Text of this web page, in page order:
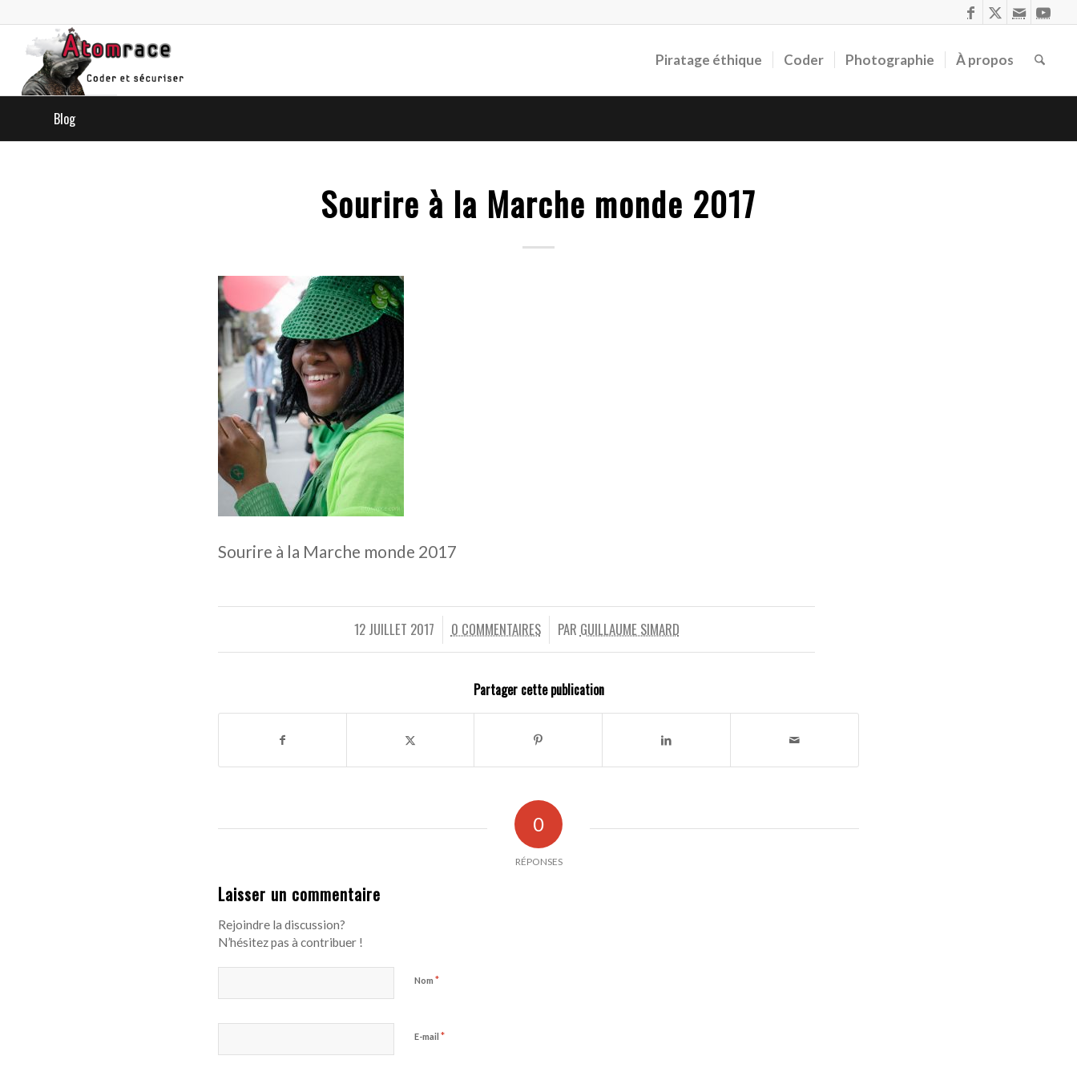
Piratage éthique Coder Photographie À propos
Blog
Sourire à la Marche monde 2017
Sourire à la Marche monde 2017
12 JUILLET 2017
/ 0 COMMENTAIRES
/ PAR GUILLAUME SIMARD
Partager cette publication
0
RÉPONSES
Laisser un commentaire
Rejoindre la discussion?
N’hésitez pas à contribuer !
Nom *
E-mail *